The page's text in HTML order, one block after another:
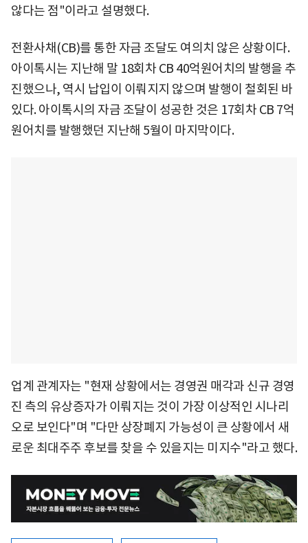
않다는 점"이라고 설명했다.
전환사채(CB)를 통한 자금 조달도 여의치 않은 상황이다.
아이톡시는 지난해 말 18회차 CB 40억원어치의 발행을 추
진했으나, 역시 납입이 이뤄지지 않으며 발행이 철회된 바
있다. 아이톡시의 자금 조달이 성공한 것은 17회차 CB 7억
원어치를 발행했던 지난해 5월이 마지막이다.
업계 관계자는 "현재 상황에서는 경영권 매각과 신규 경영
진 측의 유상증자가 이뤄지는 것이 가장 이상적인 시나리
오로 보인다"며 "다만 상장폐지 가능성이 큰 상황에서 새
로운 최대주주 후보를 찾을 수 있을지는 미지수"라고 했다.